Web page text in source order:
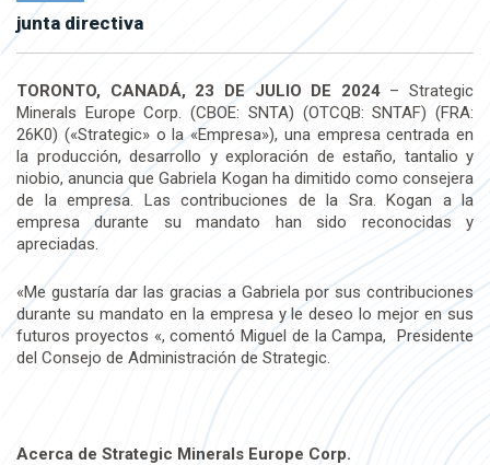
junta directiva
TORONTO, CANADÁ, 23 DE JULIO DE 2024– Strategic
Minerals Europe Corp. (CBOE: SNTA) (OTCQB: SNTAF) (FRA:
26K0) («Strategic» o la «Empresa»), una empresa centrada en
la producción, desarrollo y exploración de estaño, tantalio y
niobio, anuncia que Gabriela Kogan ha dimitido como consejera
de la empresa. Las contribuciones de la Sra. Kogan a la
empresa durante su mandato han sido reconocidas y
apreciadas.
«Me gustaría dar las gracias a Gabriela por sus contribuciones
durante su mandato en la empresa y le deseo lo mejor en sus
futuros proyectos «, comentó Miguel de la Campa, Presidente
del Consejo de Administración de Strategic.
Acerca de Strategic Minerals Europe Corp.